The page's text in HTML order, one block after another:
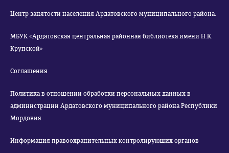
Центр занятости населения Ардатовского муниципального района.
МБУК «Ардатовская центральная районная библиотека имени Н.К.
Крупской»
Соглашения
Политика в отношении обработки персональных данных в
администрации Ардатовского муниципального района Республики
Мордовия
Информация правоохранительных контролирующих органов